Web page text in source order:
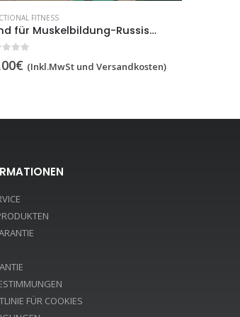
FITNESS
Trapezstange mit Ringe und Seile, Artikelnr. 1163-Stange
€ (Inkl.MwSt und Versandkosten)
FÜR COOKIES